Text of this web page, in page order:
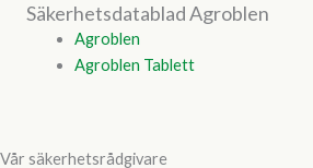
Säkerhetsdatablad Agroblen
Agroblen
Agroblen Tablett
Vår säkerhetsrådgivare